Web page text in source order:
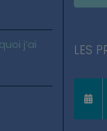
j’ai
LES